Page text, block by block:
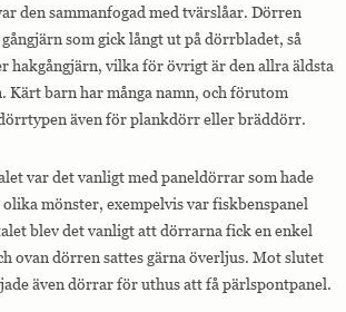
den sammanfogad med tvärslåar. Dörren
som gick långt ut på dörrbladet, så
hakgångjärn, vilka för övrigt är den allra äldsta
Kärt barn har många namn, och förutom
även för plankdörr eller bräddörr.
var det vanligt med paneldörrar som hade
mönster, exempelvis var fiskbenspanel
blev det vanligt att dörrarna fick en enkel
ovan dörren sattes gärna överljus. Mot slutet
även dörrar för uthus att få pärlspontpanel.